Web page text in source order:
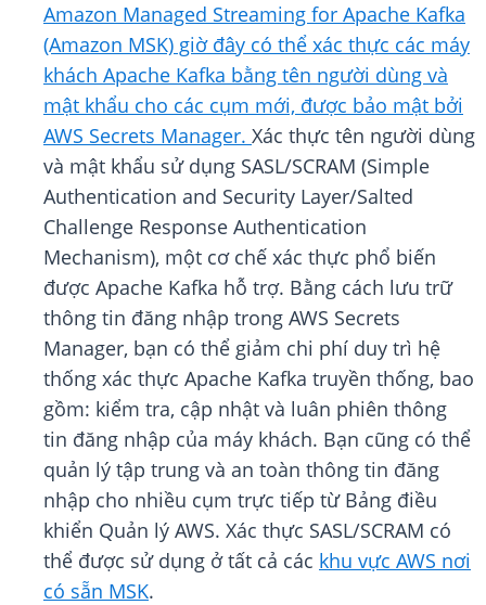
Amazon Managed Streaming for Apache Kafka
(Amazon MSK) giờ đây có thể xác thực các máy
khách Apache Kafka bằng tên người dùng và
mật khẩu cho các cụm mới, được bảo mật bởi
AWS Secrets Manager. Xác thực tên người dùng
và mật khẩu sử dụng SASL/SCRAM (Simple
Authentication and Security Layer/Salted
Challenge Response Authentication
Mechanism), một cơ chế xác thực phổ biến
được Apache Kafka hỗ trợ. Bằng cách lưu trữ
thông tin đăng nhập trong AWS Secrets
Manager, bạn có thể giảm chi phí duy trì hệ
thống xác thực Apache Kafka truyền thống, bao
gồm: kiểm tra, cập nhật và luân phiên thông
tin đăng nhập của máy khách. Bạn cũng có thể
quản lý tập trung và an toàn thông tin đăng
nhập cho nhiều cụm trực tiếp từ Bảng điều
khiển Quản lý AWS. Xác thực SASL/SCRAM có
thể được sử dụng ở tất cả các khu vực AWS nơi
có sẵn MSK.